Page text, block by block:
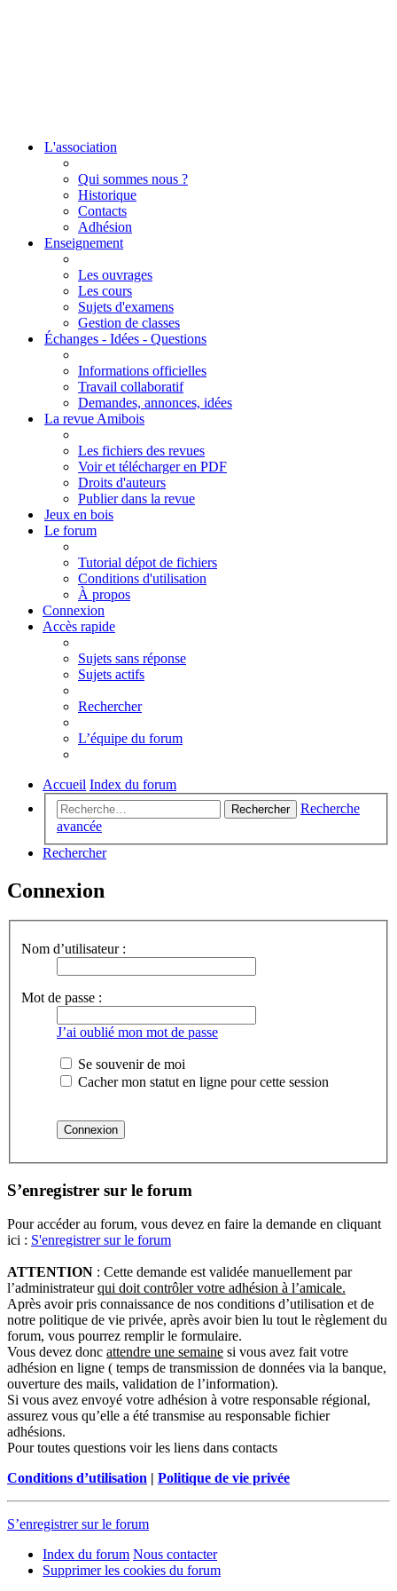
L'association
Qui sommes nous ?
Historique
Contacts
Adhésion
Enseignement
Les ouvrages
Les cours
Sujets d'examens
Gestion de classes
Échanges - Idées - Questions
Informations officielles
Travail collaboratif
Demandes, annonces, idées
La revue Amibois
Les fichiers des revues
Voir et télécharger en PDF
Droits d'auteurs
Publier dans la revue
Jeux en bois
Le forum
Tutorial dépot de fichiers
Conditions d'utilisation
À propos
Connexion
Accès rapide
Sujets sans réponse
Sujets actifs
Rechercher
L’équipe du forum
Accueil Index du forum
Rechercher
Recherche
avancée
Rechercher
Connexion
Nom d’utilisateur :
Mot de passe :
J’ai oublié mon mot de passe
Se souvenir de moi
Cacher mon statut en ligne pour cette session
S’enregistrer sur le forum
Pour accéder au forum, vous devez en faire la demande en cliquant
ici : S'enregistrer sur le forum
ATTENTION : Cette demande est validée manuellement par
l’administrateurqui doit contrôler votre adhésion à l’amicale.
Après avoir pris connaissance de nos conditions d’utilisation et de
notre politique de vie privée, après avoir bien lu tout le règlement du
forum, vous pourrez remplir le formulaire.
Vous devez donc attendre une semaine si vous avez fait votre
adhésion en ligne ( temps de transmission de données via la banque,
ouverture des mails, validation de l’information).
Si vous avez envoyé votre adhésion à votre responsable régional,
assurez vous qu’elle a été transmise au responsable fichier
adhésions.
Pour toutes questions voir les liens dans contacts
Conditions d’utilisation | Politique de vie privée
S’enregistrer sur le forum
Index du forum Nous contacter
Supprimer les cookies du forum